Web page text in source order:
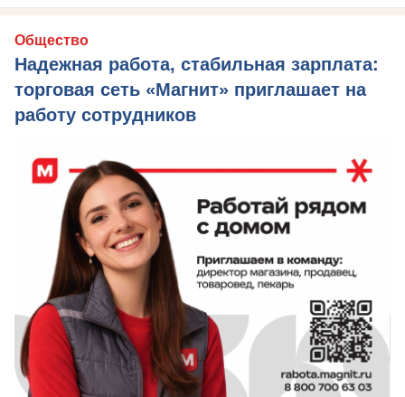
Общество
Надежная работа, стабильная зарплата:
торговая сеть «Магнит» приглашает на
работу сотрудников